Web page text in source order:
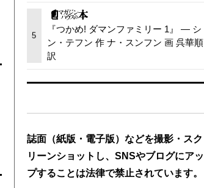
5
『つかめ! ダマンファミリー 1』 — シ
ン・テフン 作 ナ・スンフン 画 呉華順
訳
誌面（紙版・電子版）などを撮影・スク
リーンショットし、SNSやブログにアッ
プすることは法律で禁止されています。